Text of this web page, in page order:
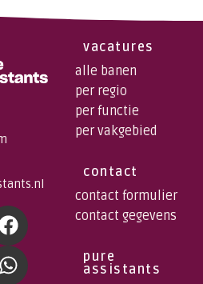
vacatures
alle banen
per regio
per functie
per vakgebied
contact
contact formulier
contact gegevens
pure
assistants